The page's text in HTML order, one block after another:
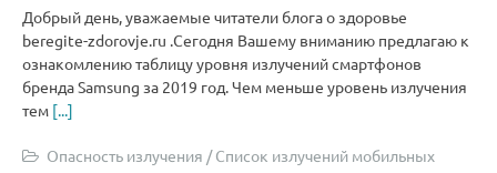
Добрый день, уважаемые читатели блога о здоровье
beregite-zdorovje.ru .Сегодня Вашему вниманию предлагаю к
ознакомлению таблицу уровня излучений смартфонов
бренда Samsung за 2019 год. Чем меньше уровень излучения
тем [...]
Опасность излучения /Список излучений мобильных